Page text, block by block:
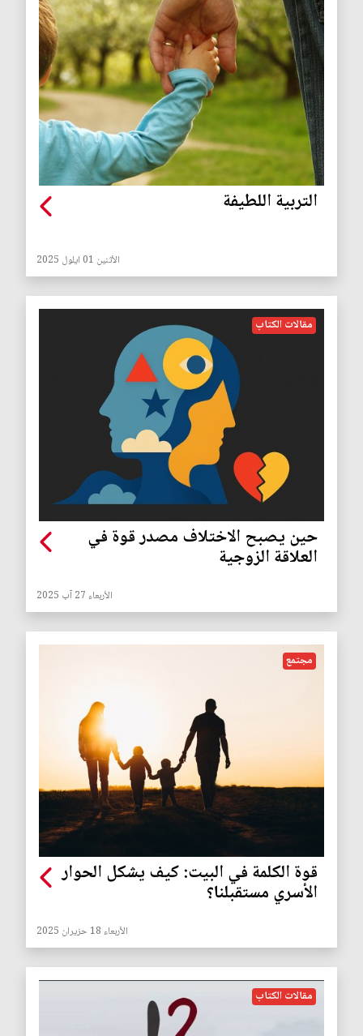
التربية اللطيفة
الأثنين 01 ايلول 2025
مقالات الكتاب
حين يصبح الاختلاف مصدر قوة في
العلاقة الزوجية
الأربعاء 27 آب 2025
مجتمع
قوة الكلمة في البيت: كيف يشكل الحوار
الأسري مستقبلنا؟
الأربعاء 18 حزيران 2025
مقالات الكتاب